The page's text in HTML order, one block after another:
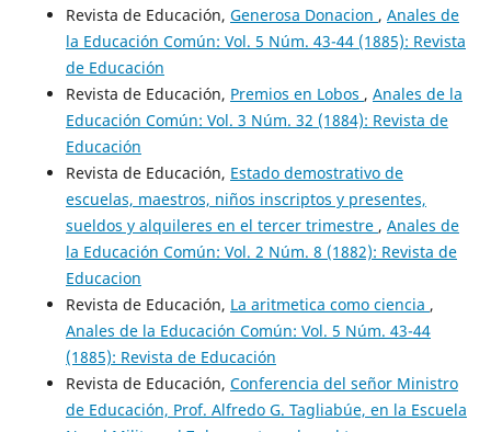
Revista de Educación, Generosa Donacion , Anales de
la Educación Común: Vol. 5 Núm. 43-44 (1885): Revista
de Educación
Revista de Educación, Premios en Lobos , Anales de la
Educación Común: Vol. 3 Núm. 32 (1884): Revista de
Educación
Revista de Educación, Estado demostrativo de
escuelas, maestros, niños inscriptos y presentes,
sueldos y alquileres en el tercer trimestre , Anales de
la Educación Común: Vol. 2 Núm. 8 (1882): Revista de
Educacion
Revista de Educación, La aritmetica como ciencia ,
Anales de la Educación Común: Vol. 5 Núm. 43-44
(1885): Revista de Educación
Revista de Educación, Conferencia del señor Ministro
de Educación, Prof. Alfredo G. Tagliabúe, en la Escuela